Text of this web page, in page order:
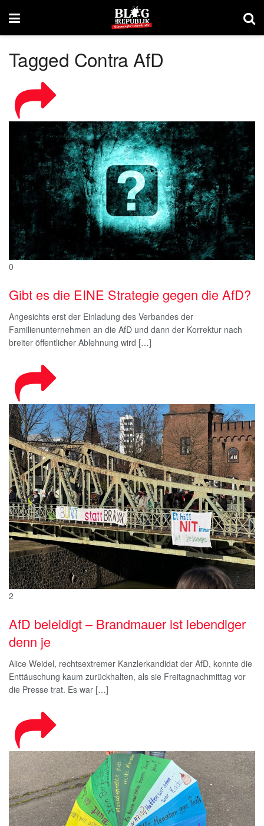
Tagged Contra AfD
0
Gibt es die EINE Strategie gegen die AfD?
Angesichts erst der Einladung des Verbandes der
Familienunternehmen an die AfD und dann der Korrektur nach
breiter öffentlicher Ablehnung wird […]
2
AfD beleidigt – Brandmauer ist lebendiger
denn je
Alice Weidel, rechtsextremer Kanzlerkandidat der AfD, konnte die
Enttäuschung kaum zurückhalten, als sie Freitagnachmittag vor
die Presse trat. Es war […]